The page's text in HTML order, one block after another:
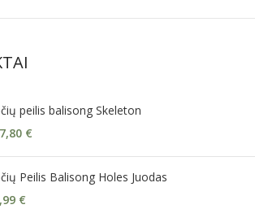
peilis balisong Skeleton
€
Peilis Balisong Holes Juodas
€